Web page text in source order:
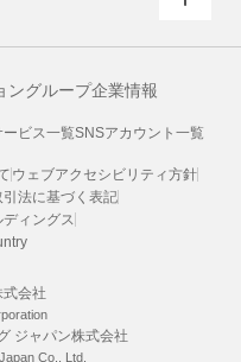
ングループ企業情報
ビス一覧SNSアカウント一覧
ウェブアクセシビリティ方針
引法に基づく表記
ィングス
会社
ジャパン株式会社
Co., Ltd.